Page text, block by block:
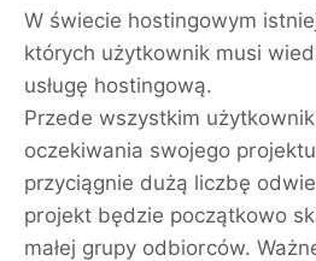
W świecie hostingowym
których użytkownik musi
usługę hostingową.
Przede wszystkim
oczekiwania swojego
przyciągnie dużą liczbę
projekt będzie początkowo
małej grupy odbiorców.